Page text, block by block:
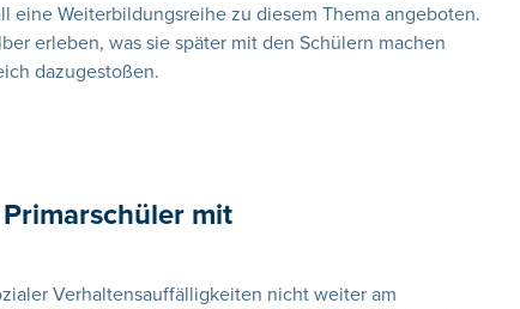
eine Weiterbildungsreihe zu diesem Thema angeboten.
erleben, was sie später mit den Schülern machen
dazugestoßen.
mit
Verhaltensauffälligkeiten nicht weiter am